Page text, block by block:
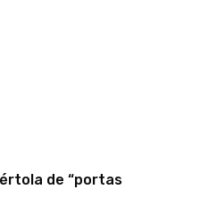
de “portas